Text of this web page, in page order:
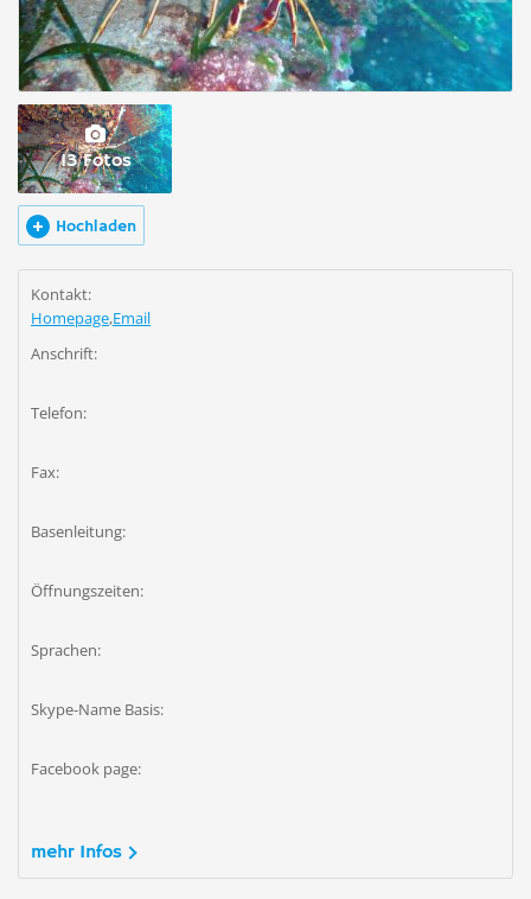
13 Fotos
Hochladen
Kontakt:
Homepage,Email
Anschrift:
Telefon:
Fax:
Basenleitung:
Öffnungszeiten:
Sprachen:
Skype-Name Basis:
Facebook page:
mehr Infos